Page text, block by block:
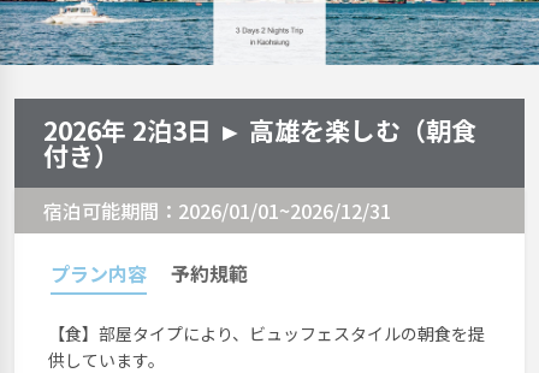
2026年 2泊3日 ► 高雄を楽しむ（朝食
付き）
宿泊可能期間：2026/01/01~2026/12/31
プラン内容 予約規範
【食】部屋タイプにより、ビュッフェスタイルの朝食を提
供しています。